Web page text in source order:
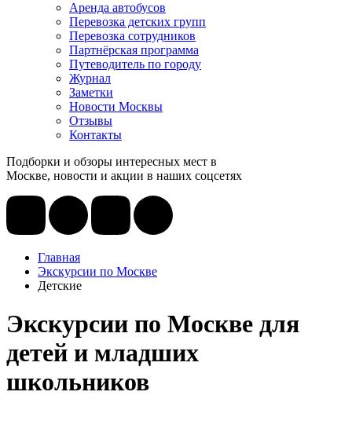
Аренда автобусов
Перевозка детских групп
Перевозка сотрудников
Партнёрская программа
Путеводитель по городу
Журнал
Заметки
Новости Москвы
Отзывы
Контакты
Подборки и обзоры интересных мест в
Москве, новости и акции в наших соцсетях
Главная
Экскурсии по Москве
Детские
Экскурсии по Москве для
детей и младших
школьников